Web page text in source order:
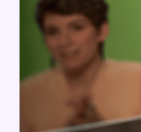
Aucun concours pour le moment